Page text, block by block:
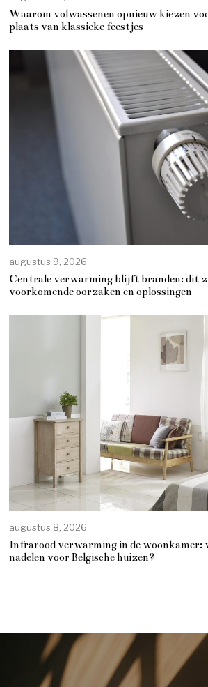
Waarom volwassenen opnieuw kiezen
plaats van klassieke feestjes
augustus 9, 2026
Centrale verwarming blijft branden: dit
voorkomende oorzaken en oplossingen
augustus 8, 2026
Infrarood verwarming in de woonkamer:
nadelen voor Belgische huizen?